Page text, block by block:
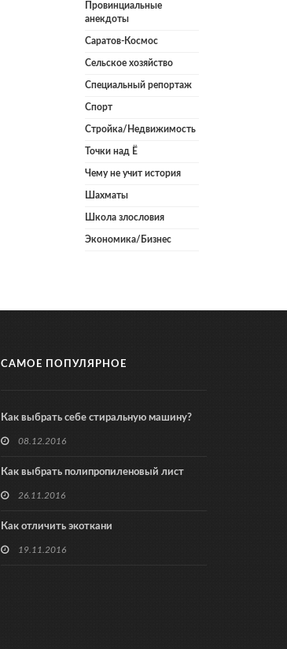
Провинциальные
анекдоты
Саратов-Космос
Сельское хозяйство
Специальный репортаж
Спорт
Стройка/Недвижимость
Точки над Ё
Чему не учит история
Шахматы
Школа злословия
Экономика/Бизнес
САМОЕ ПОПУЛЯРНОЕ
Как выбрать себе стиральную машину?
08.12.2016
Как выбрать полипропиленовый лист
26.11.2016
Как отличить экоткани
19.11.2016